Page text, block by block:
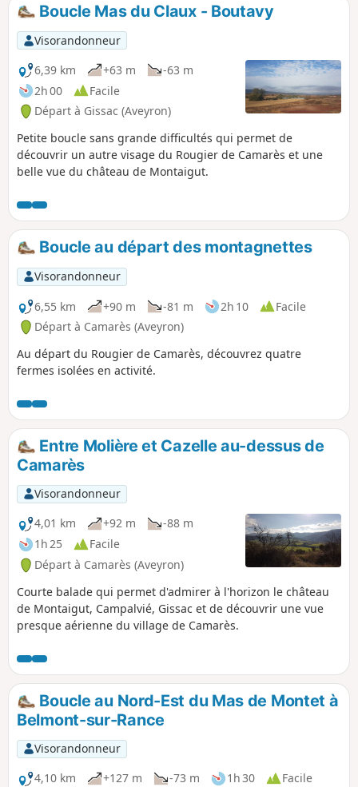
Boucle Mas du Claux - Boutavy
Visorandonneur
6,39 km
+63 m
-63 m
2h 00
Facile
Départ à Gissac (Aveyron)
Petite boucle sans grande difficultés qui permet de
découvrir un autre visage du Rougier de Camarès et une
belle vue du château de Montaigut.
Boucle au départ des montagnettes
Visorandonneur
6,55 km
+90 m -81 m 2h 10
Facile
Départ à Camarès (Aveyron)
Au départ du Rougier de Camarès, découvrez quatre
fermes isolées en activité.
Entre Molière et Cazelle au-dessus de
Camarès
Visorandonneur
4,01 km
+92 m
-88 m
1h 25
Facile
Départ à Camarès (Aveyron)
Courte balade qui permet d'admirer à l'horizon le château
de Montaigut, Campalvié, Gissac et de découvrir une vue
presque aérienne du village de Camarès.
Boucle au Nord-Est du Mas de Montet à
Belmont-sur-Rance
Visorandonneur
4,10 km
+127 m -73 m 1h 30 Facile